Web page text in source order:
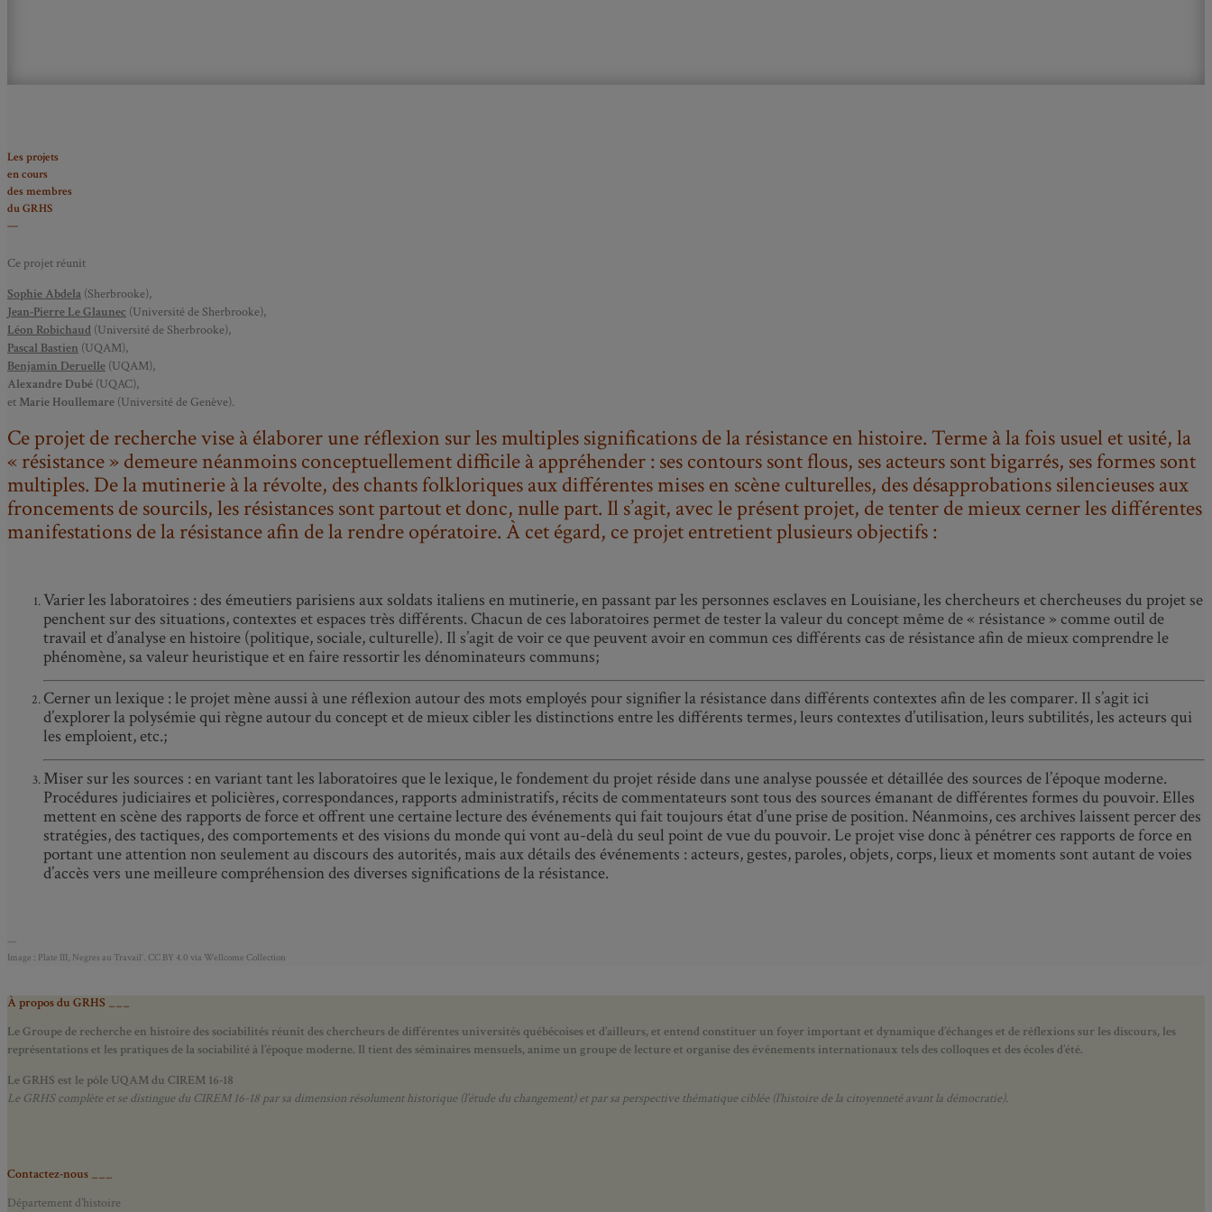
Les projets
en cours
des membres
du GRHS
—
Ce projet réunit
Sophie Abdela (Sherbrooke),
Jean-Pierre Le Glaunec (Université de Sherbrooke),
Léon Robichaud (Université de Sherbrooke),
Pascal Bastien (UQAM),
Benjamin Deruelle (UQAM),
Alexandre Dubé (UQAC),
et Marie Houllemare (Université de Genève).
Ce projet de recherche vise à élaborer une réflexion sur les multiples significations de la résistance en histoire. Terme à la fois usuel et usité, la
« résistance » demeure néanmoins conceptuellement difficile à appréhender : ses contours sont flous, ses acteurs sont bigarrés, ses formes sont
multiples. De la mutinerie à la révolte, des chants folkloriques aux différentes mises en scène culturelles, des désapprobations silencieuses aux
froncements de sourcils, les résistances sont partout et donc, nulle part. Il s’agit, avec le présent projet, de tenter de mieux cerner les différentes
manifestations de la résistance afin de la rendre opératoire. À cet égard, ce projet entretient plusieurs objectifs :
Varier les laboratoires : des émeutiers parisiens aux soldats italiens en mutinerie, en passant par les personnes esclaves en Louisiane, les chercheurs et chercheuses du projet se
penchent sur des situations, contextes et espaces très différents. Chacun de ces laboratoires permet de tester la valeur du concept même de « résistance » comme outil de
travail et d’analyse en histoire (politique, sociale, culturelle). Il s’agit de voir ce que peuvent avoir en commun ces différents cas de résistance afin de mieux comprendre le
phénomène, sa valeur heuristique et en faire ressortir les dénominateurs communs;
Cerner un lexique : le projet mène aussi à une réflexion autour des mots employés pour signifier la résistance dans différents contextes afin de les comparer. Il s’agit ici
d’explorer la polysémie qui règne autour du concept et de mieux cibler les distinctions entre les différents termes, leurs contextes d’utilisation, leurs subtilités, les acteurs qui
les emploient, etc.;
Miser sur les sources : en variant tant les laboratoires que le lexique, le fondement du projet réside dans une analyse poussée et détaillée des sources de l’époque moderne.
Procédures judiciaires et policières, correspondances, rapports administratifs, récits de commentateurs sont tous des sources émanant de différentes formes du pouvoir. Elles
mettent en scène des rapports de force et offrent une certaine lecture des événements qui fait toujours état d’une prise de position. Néanmoins, ces archives laissent percer des
stratégies, des tactiques, des comportements et des visions du monde qui vont au-delà du seul point de vue du pouvoir. Le projet vise donc à pénétrer ces rapports de force en
portant une attention non seulement au discours des autorités, mais aux détails des événements : acteurs, gestes, paroles, objets, corps, lieux et moments sont autant de voies
d’accès vers une meilleure compréhension des diverses significations de la résistance.
—
Image : Plate III, Negres au Travail’. CC BY 4.0 via Wellcome Collection
À propos du GRHS ___
Le Groupe de recherche en histoire des sociabilités réunit des chercheurs de différentes universités québécoises et d’ailleurs, et entend constituer un foyer important et dynamique d’échanges et de réflexions sur les discours, les
représentations et les pratiques de la sociabilité à l’époque moderne. Il tient des séminaires mensuels, anime un groupe de lecture et organise des événements internationaux tels des colloques et des écoles d’été.
Le GRHS est le pôle UQAM du CIREM 16-18
Le GRHS complète et se distingue du CIREM 16-18 par sa dimension résolument historique (l’étude du changement) et par sa perspective thématique ciblée (l’histoire de la citoyenneté avant la démocratie).
Contactez-nous ___
Département d’histoire